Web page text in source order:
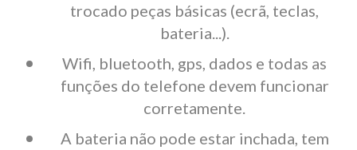
trocado peças básicas (ecrã, teclas,
bateria...).
Wifi, bluetooth, gps, dados e todas as
funções do telefone devem funcionar
corretamente.
A bateria não pode estar inchada, tem